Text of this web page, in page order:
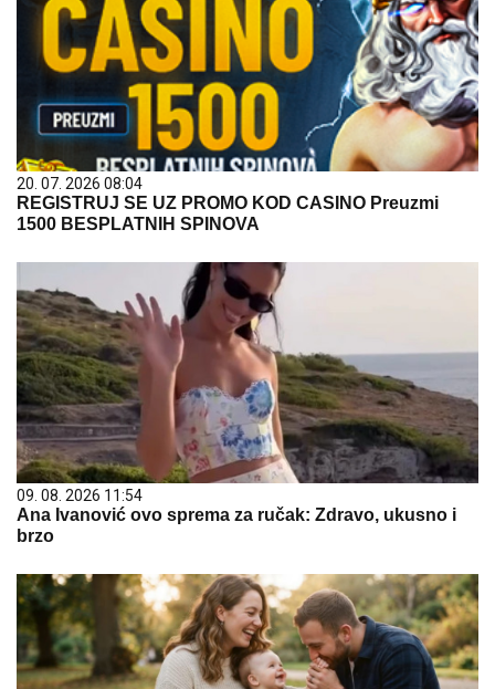
20. 07. 2026 08:04
REGISTRUJ SE UZ PROMO KOD CASINO Preuzmi
1500 BESPLATNIH SPINOVA
09. 08. 2026 11:54
Ana Ivanović ovo sprema za ručak: Zdravo, ukusno i
brzo